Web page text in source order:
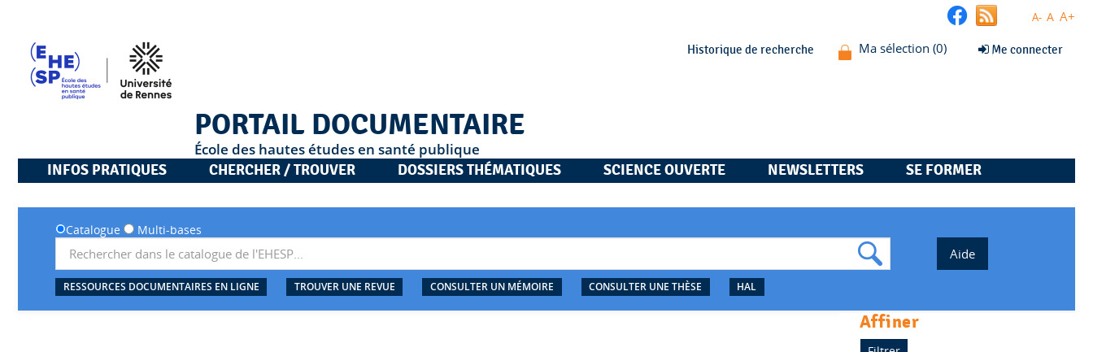
A- A A+
Historique de recherche Me connecter
PORTAIL DOCUMENTAIRE
École des hautes études en santé publique
INFOS PRATIQUES
CHERCHER / TROUVER DOSSIERS THÉMATIQUES SCIENCE OUVERTE NEWSLETTERS SE FORMER
Catalogue Multi-bases
RESSOURCES DOCUMENTAIRES EN LIGNE TROUVER UNE REVUE CONSULTER UN MÉMOIRE CONSULTER UNE THÈSE HAL
affiner